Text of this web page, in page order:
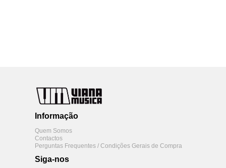
Informação
Quem Somos
Contactos
Perguntas Frequentes / Condições Gerais de Compra
Siga-nos